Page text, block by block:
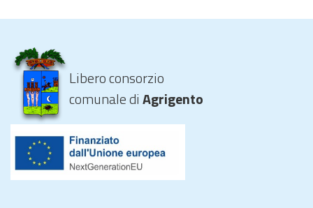
Libero consorzio
comunale diAgrigento